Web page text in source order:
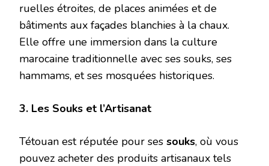
ruelles étroites, de places animées et de
bâtiments aux façades blanchies à la chaux.
Elle offre une immersion dans la culture
marocaine traditionnelle avec ses souks, ses
hammams, et ses mosquées historiques.
3. Les Souks et l’Artisanat
Tétouan est réputée pour ses souks, où vous
pouvez acheter des produits artisanaux tels